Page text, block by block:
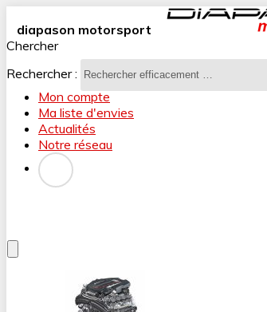
diapason motorsport
Chercher
Rechercher :
Mon compte
Ma liste d'envies
Actualités
Notre réseau